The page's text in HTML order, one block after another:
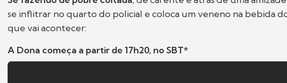
se inflitrar no quarto do policial e coloca um veneno na bebida
que vai acontecer:
A Dona começa a partir de 17h20, no SBT*